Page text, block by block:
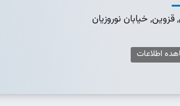
قزوین, خیابان نوروزیان
اطلاعات